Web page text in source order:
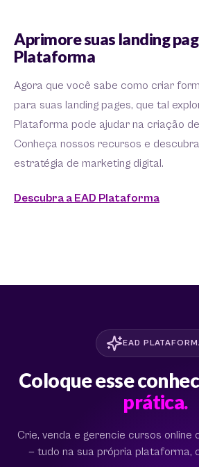
Aprimore suas landing
Plataforma
Agora que você sabe como criar
para suas landing pages, que tal
Plataforma pode ajudar na criação
Conheça nossos recursos e
estratégia de marketing digital.
Descubra a EAD Plataforma
EAD
Coloque esse
prática.
Crie, venda e gerencie cursos online
— tudo na sua própria plataforma,